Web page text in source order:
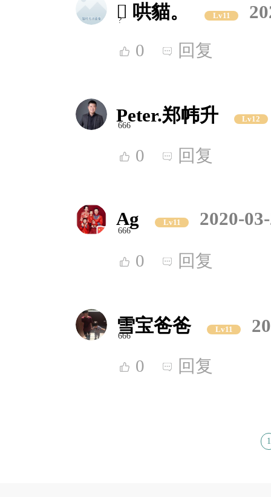
 哄貓。 Lv11
?
0 回复
Peter.郑帏升 Lv12
666
0 回复
Ag Lv11 2020-
666
0 回复
雪宝爸爸 Lv11
666
0 回复
1